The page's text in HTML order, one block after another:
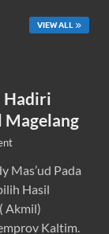
VIEW ALL
Hadiri
Magelang
Mas’ud Pada
Hasil
Akmil)
Kaltim.